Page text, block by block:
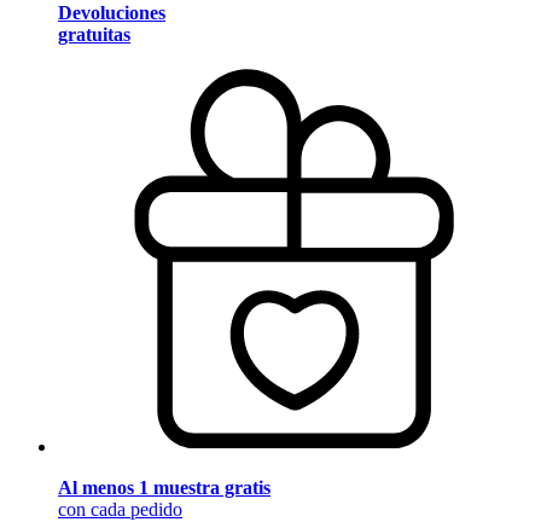
Devoluciones
gratuitas
Al menos 1 muestra gratis
con cada pedido